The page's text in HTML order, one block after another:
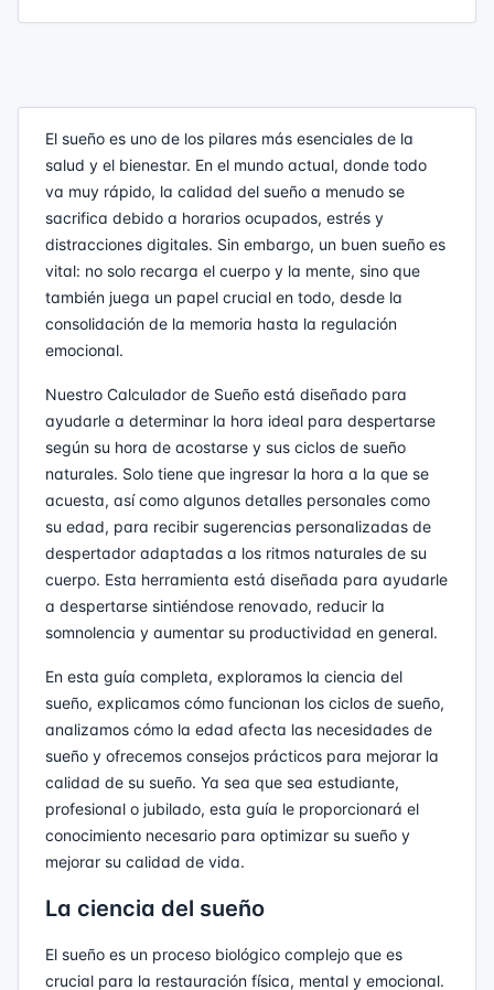
El sueño es uno de los pilares más esenciales de la
salud y el bienestar. En el mundo actual, donde todo
va muy rápido, la calidad del sueño a menudo se
sacrifica debido a horarios ocupados, estrés y
distracciones digitales. Sin embargo, un buen sueño es
vital: no solo recarga el cuerpo y la mente, sino que
también juega un papel crucial en todo, desde la
consolidación de la memoria hasta la regulación
emocional.
Nuestro Calculador de Sueño está diseñado para
ayudarle a determinar la hora ideal para despertarse
según su hora de acostarse y sus ciclos de sueño
naturales. Solo tiene que ingresar la hora a la que se
acuesta, así como algunos detalles personales como
su edad, para recibir sugerencias personalizadas de
despertador adaptadas a los ritmos naturales de su
cuerpo. Esta herramienta está diseñada para ayudarle
a despertarse sintiéndose renovado, reducir la
somnolencia y aumentar su productividad en general.
En esta guía completa, exploramos la ciencia del
sueño, explicamos cómo funcionan los ciclos de sueño,
analizamos cómo la edad afecta las necesidades de
sueño y ofrecemos consejos prácticos para mejorar la
calidad de su sueño. Ya sea que sea estudiante,
profesional o jubilado, esta guía le proporcionará el
conocimiento necesario para optimizar su sueño y
mejorar su calidad de vida.
La ciencia del sueño
El sueño es un proceso biológico complejo que es
crucial para la restauración física, mental y emocional.